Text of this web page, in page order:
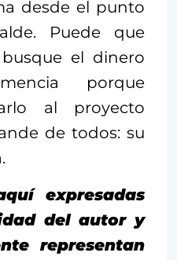
desde el punto
Puede que
el dinero
porque
al proyecto
de todos: su
expresadas
del autor y
representan